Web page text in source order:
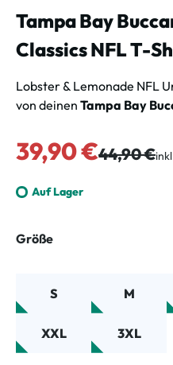
Tampa Bay
Classics NFL T-
Lobster & Lemonade NFL
von deinen Tampa Bay
Verkaufspreis:
39,90 € Regulärer Preis:
44,90 €
Auf Lager
Größeauswählen
S M
XXL 3XL